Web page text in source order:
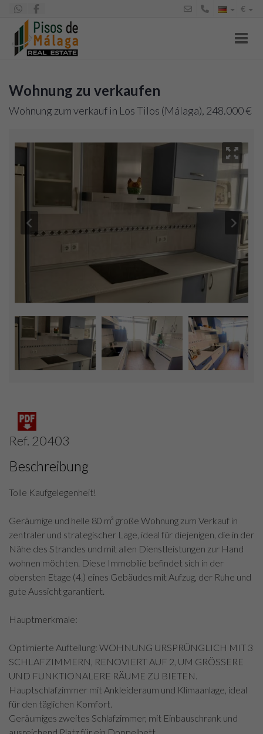
€
Wohnung zu verkaufen
Wohnung zum verkauf in Los Tilos (Málaga), 248.000 €
Ref. 20403
Beschreibung
Tolle Kaufgelegenheit!
Geräumige und helle 80 m² große Wohnung zum Verkauf in
zentraler und strategischer Lage, ideal für diejenigen, die in der
Nähe des Strandes und mit allen Dienstleistungen zur Hand
wohnen möchten. Diese Immobilie befindet sich in der
obersten Etage (4.) eines Gebäudes mit Aufzug, der Ruhe und
gute Aussicht garantiert.
Hauptmerkmale:
Optimierte Aufteilung: WOHNUNG URSPRÜNGLICH MIT 3
SCHLAFZIMMERN, RENOVIERT AUF 2, UM GRÖSSERE
UND FUNKTIONALERE RÄUME ZU BIETEN.
Hauptschlafzimmer mit Ankleideraum und Klimaanlage, ideal
für den täglichen Komfort.
Geräumiges zweites Schlafzimmer, mit Einbauschrank und